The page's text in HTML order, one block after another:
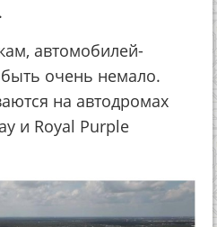
автомобилей-
очень немало.
на автодромах
и Royal Purple